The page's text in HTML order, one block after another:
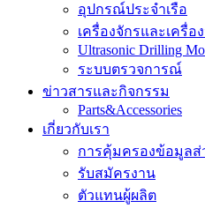
อุปกรณ์ประจำเรือ
เครื่องจักรและเครื่อ
Ultrasonic Drilling
ระบบตรวจการณ์
ข่าวสารและกิจกรรม
Parts&Accessories
เกี่ยวกับเรา
การคุ้มครองข้อมูล
รับสมัครงาน
ตัวแทนผู้ผลิต